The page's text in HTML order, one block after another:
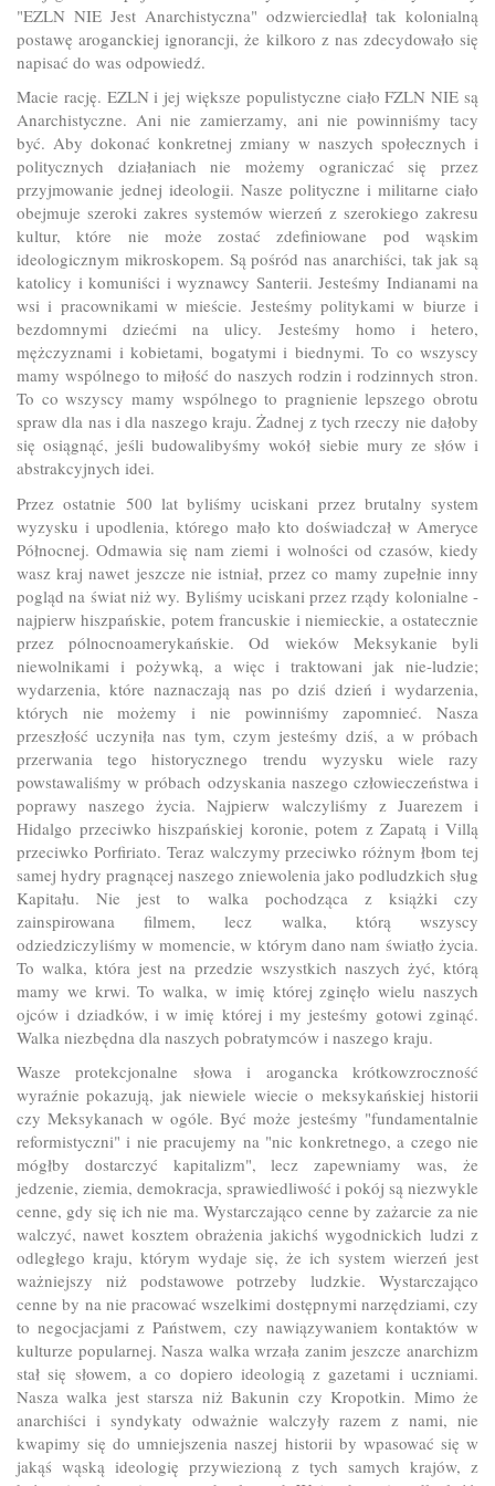
"EZLN NIE Jest Anarchistyczna" odzwierciedlał tak kolonialną
postawę aroganckiej ignorancji, że kilkoro z nas zdecydowało się
napisać do was odpowiedź.
Macie rację. EZLN i jej większe populistyczne ciało FZLN NIE są
Anarchistyczne. Ani nie zamierzamy, ani nie powinniśmy tacy
być. Aby dokonać konkretnej zmiany w naszych społecznych i
politycznych działaniach nie możemy ograniczać się przez
przyjmowanie jednej ideologii. Nasze polityczne i militarne ciało
obejmuje szeroki zakres systemów wierzeń z szerokiego zakresu
kultur, które nie może zostać zdefiniowane pod wąskim
ideologicznym mikroskopem. Są pośród nas anarchiści, tak jak są
katolicy i komuniści i wyznawcy Santerii. Jesteśmy Indianami na
wsi i pracownikami w mieście. Jesteśmy politykami w biurze i
bezdomnymi dziećmi na ulicy. Jesteśmy homo i hetero,
mężczyznami i kobietami, bogatymi i biednymi. To co wszyscy
mamy wspólnego to miłość do naszych rodzin i rodzinnych stron.
To co wszyscy mamy wspólnego to pragnienie lepszego obrotu
spraw dla nas i dla naszego kraju. Żadnej z tych rzeczy nie dałoby
się osiągnąć, jeśli budowalibyśmy wokół siebie mury ze słów i
abstrakcyjnych idei.
Przez ostatnie 500 lat byliśmy uciskani przez brutalny system
wyzysku i upodlenia, którego mało kto doświadczał w Ameryce
Północnej. Odmawia się nam ziemi i wolności od czasów, kiedy
wasz kraj nawet jeszcze nie istniał, przez co mamy zupełnie inny
pogląd na świat niż wy. Byliśmy uciskani przez rządy kolonialne -
najpierw hiszpańskie, potem francuskie i niemieckie, a ostatecznie
przez pólnocnoamerykańskie. Od wieków Meksykanie byli
niewolnikami i pożywką, a więc i traktowani jak nie-ludzie;
wydarzenia, które naznaczają nas po dziś dzień i wydarzenia,
których nie możemy i nie powinniśmy zapomnieć. Nasza
przeszłość uczyniła nas tym, czym jesteśmy dziś, a w próbach
przerwania tego historycznego trendu wyzysku wiele razy
powstawaliśmy w próbach odzyskania naszego człowieczeństwa i
poprawy naszego życia. Najpierw walczyliśmy z Juarezem i
Hidalgo przeciwko hiszpańskiej koronie, potem z Zapatą i Villą
przeciwko Porfiriato. Teraz walczymy przeciwko różnym łbom tej
samej hydry pragnącej naszego zniewolenia jako podludzkich sług
Kapitału. Nie jest to walka pochodząca z książki czy
zainspirowana filmem, lecz walka, którą wszyscy
odziedziczyliśmy w momencie, w którym dano nam światło życia.
To walka, która jest na przedzie wszystkich naszych żyć, którą
mamy we krwi. To walka, w imię której zginęło wielu naszych
ojców i dziadków, i w imię której i my jesteśmy gotowi zginąć.
Walka niezbędna dla naszych pobratymców i naszego kraju.
Wasze protekcjonalne słowa i arogancka krótkowzroczność
wyraźnie pokazują, jak niewiele wiecie o meksykańskiej historii
czy Meksykanach w ogóle. Być może jesteśmy "fundamentalnie
reformistyczni" i nie pracujemy na "nic konkretnego, a czego nie
mógłby dostarczyć kapitalizm", lecz zapewniamy was, że
jedzenie, ziemia, demokracja, sprawiedliwość i pokój są niezwykle
cenne, gdy się ich nie ma. Wystarczająco cenne by zażarcie za nie
walczyć, nawet kosztem obrażenia jakichś wygodnickich ludzi z
odległego kraju, którym wydaje się, że ich system wierzeń jest
ważniejszy niż podstawowe potrzeby ludzkie. Wystarczająco
cenne by na nie pracować wszelkimi dostępnymi narzędziami, czy
to negocjacjami z Państwem, czy nawiązywaniem kontaktów w
kulturze popularnej. Nasza walka wrzała zanim jeszcze anarchizm
stał się słowem, a co dopiero ideologią z gazetami i uczniami.
Nasza walka jest starsza niż Bakunin czy Kropotkin. Mimo że
anarchiści i syndykaty odważnie walczyły razem z nami, nie
kwapimy się do umniejszenia naszej historii by wpasować się w
jakąś wąską ideologię przywiezioną z tych samych krajów, z